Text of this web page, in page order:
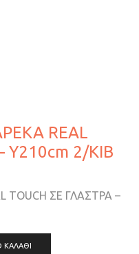
REAL
Υ210cm 2/ΚΙΒ
TOUCH ΣΕ ΓΛΑΣΤΡΑ –